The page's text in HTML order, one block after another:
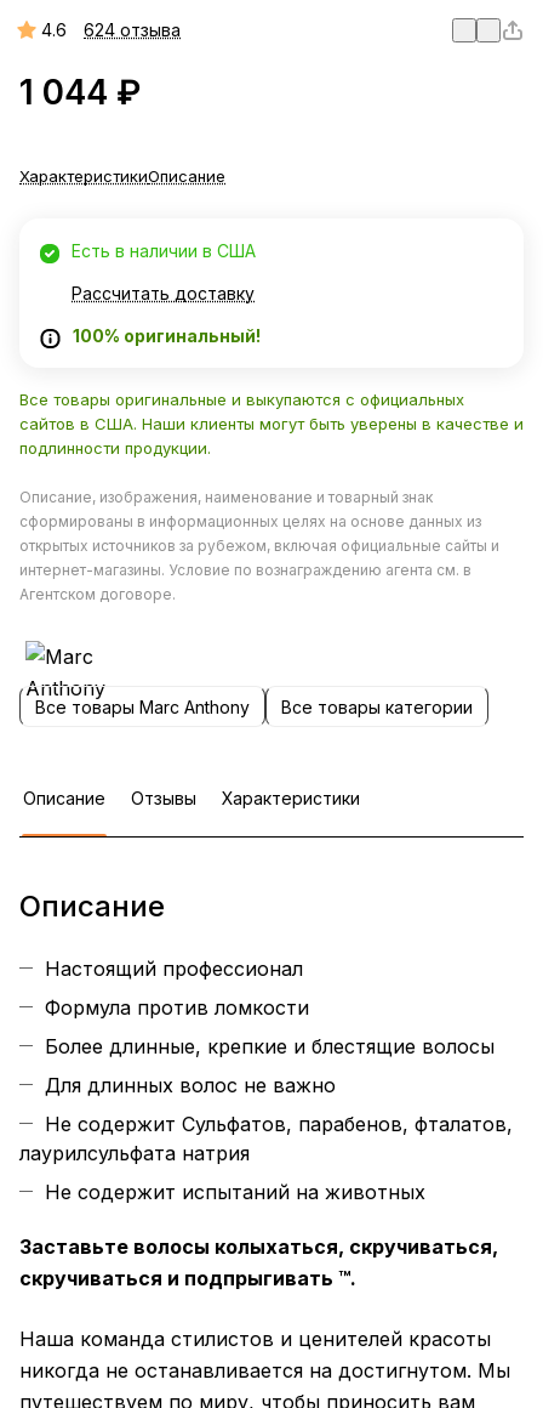
4.6 624 отзыва
1 044 ₽
ХарактеристикиОписание
Есть в наличии в США
Рассчитать доставку
100% оригинальный!
Все товары оригинальные и выкупаются с официальных
сайтов в США. Наши клиенты могут быть уверены в качестве и
подлинности продукции.
Описание, изображения, наименование и товарный знак
сформированы в информационных целях на основе данных из
открытых источников за рубежом, включая официальные сайты и
интернет-магазины. Условие по вознаграждению агента см. в
Агентском договоре.
Все товары Marc Anthony Все товары категории
Описание Отзывы Характеристики
Описание
Настоящий профессионал
Формула против ломкости
Более длинные, крепкие и блестящие волосы
Для длинных волос не важно
Не содержит Сульфатов, парабенов, фталатов,
лаурилсульфата натрия
Не содержит испытаний на животных
Заставьте волосы колыхаться, скручиваться,
скручиваться и подпрыгивать ™.
Наша команда стилистов и ценителей красоты
никогда не останавливается на достигнутом. Мы
путешествуем по миру, чтобы приносить вам